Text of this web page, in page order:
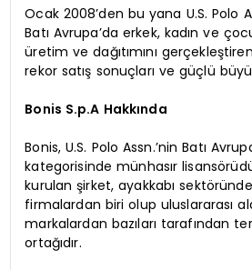
Ocak 2008’den bu yana U.S. Polo
Batı Avrupa’da erkek, kadın ve
üretim ve dağıtımını
rekor satış sonuçları ve güçlü
Bonis S.p.A Hakkında
Bonis, U.S. Polo Assn.’nin Batı
kategorisinde münhasır
kurulan şirket, ayakkabı
firmalardan biri olup uluslararası
markalardan bazıları tarafından
ortağıdır.